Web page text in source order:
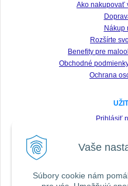
Vaše
Súbory cookie nám
Ako nakupovať
Nákup
Rozšírte
Benefity pre
Obchodné
Ochrana
Prihlásiť